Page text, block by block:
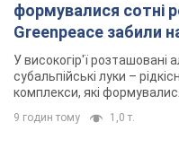
формувалися сотні
Greenpeace забили
У високогір'ї розташовані
субальпійські луки –
комплекси, які
9 годин тому 1,0 т.